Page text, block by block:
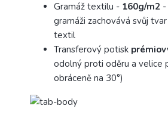
Gramáž textilu - 160g/m2
gramáži zachovává svůj
textil
Transferový potisk
odolný proti oděru a velice
obráceně na 30°)